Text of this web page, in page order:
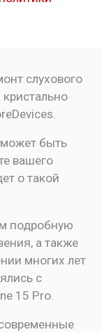
слухового
быть
вашего
о такой
подробную
а также
многих лет
с
15 Pro.